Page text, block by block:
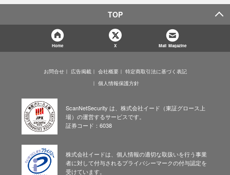
TOP
Home X Mail Magazine
お問合せ 広告掲載 会社概要
特定商取引法に基づく表記
個人情報保護方針
ScanNetSecurity は、株式会社イード（東証グロース上
場）の運営するサービスです。
証券コード：6038
株式会社イードは、個人情報の適切な取扱いを行う事業
者に対して付与されるプライバシーマークの付与認定を
受けています。